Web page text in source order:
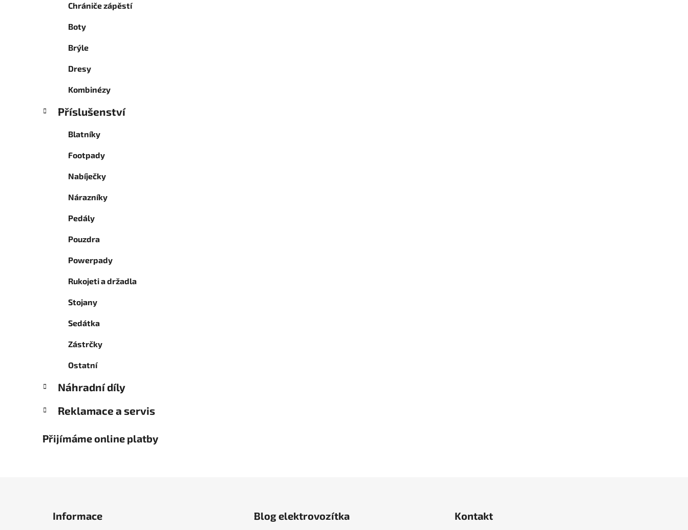
Chrániče zápěstí
Boty
Brýle
Dresy
Kombinézy
Příslušenství
Blatníky
Footpady
Nabíječky
Nárazníky
Pedály
Pouzdra
Powerpady
Rukojeti a držadla
Stojany
Sedátka
Zástrčky
Ostatní
Náhradní díly
Reklamace a servis
Přijímáme online platby
Informace Blog elektrovozítka Kontakt